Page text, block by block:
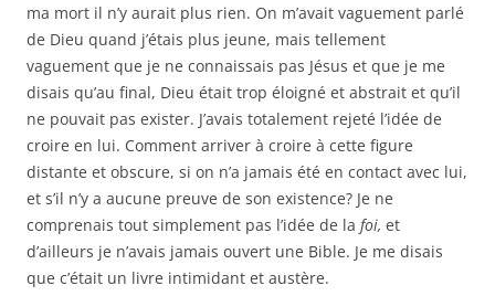
ma mort il n’y aurait plus rien. On m’avait vaguement parlé
de Dieu quand j’étais plus jeune, mais tellement
vaguement que je ne connaissais pas Jésus et que je me
disais qu’au final, Dieu était trop éloigné et abstrait et qu’il
ne pouvait pas exister. J’avais totalement rejeté l’idée de
croire en lui. Comment arriver à croire à cette figure
distante et obscure, si on n’a jamais été en contact avec lui,
et s’il n’y a aucune preuve de son existence? Je ne
comprenais tout simplement pas l’idée de la foi, et
d’ailleurs je n’avais jamais ouvert une Bible. Je me disais
que c’était un livre intimidant et austère.